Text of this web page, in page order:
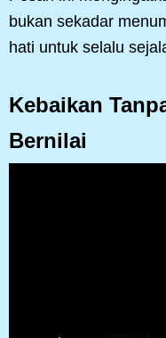
bukan sekadar
hati untuk selalu
Kebaikan
Bernilai